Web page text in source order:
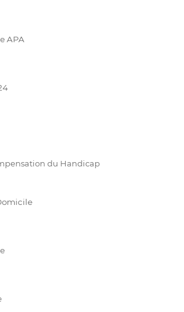
APA
du Handicap